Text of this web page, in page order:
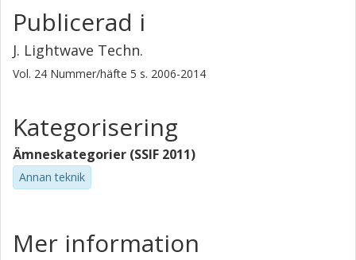
Publicerad i
J. Lightwave Techn.
Vol. 24 Nummer/häfte 5 s. 2006-2014
Kategorisering
Ämneskategorier (SSIF 2011)
Annan teknik
Mer information